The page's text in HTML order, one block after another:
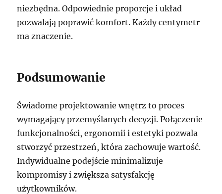
niezbędna. Odpowiednie proporcje i układ
pozwalają poprawić komfort. Każdy centymetr
ma znaczenie.
Podsumowanie
Świadome projektowanie wnętrz to proces
wymagający przemyślanych decyzji. Połączenie
funkcjonalności, ergonomii i estetyki pozwala
stworzyć przestrzeń, która zachowuje wartość.
Indywidualne podejście minimalizuje
kompromisy i zwiększa satysfakcję
użytkowników.